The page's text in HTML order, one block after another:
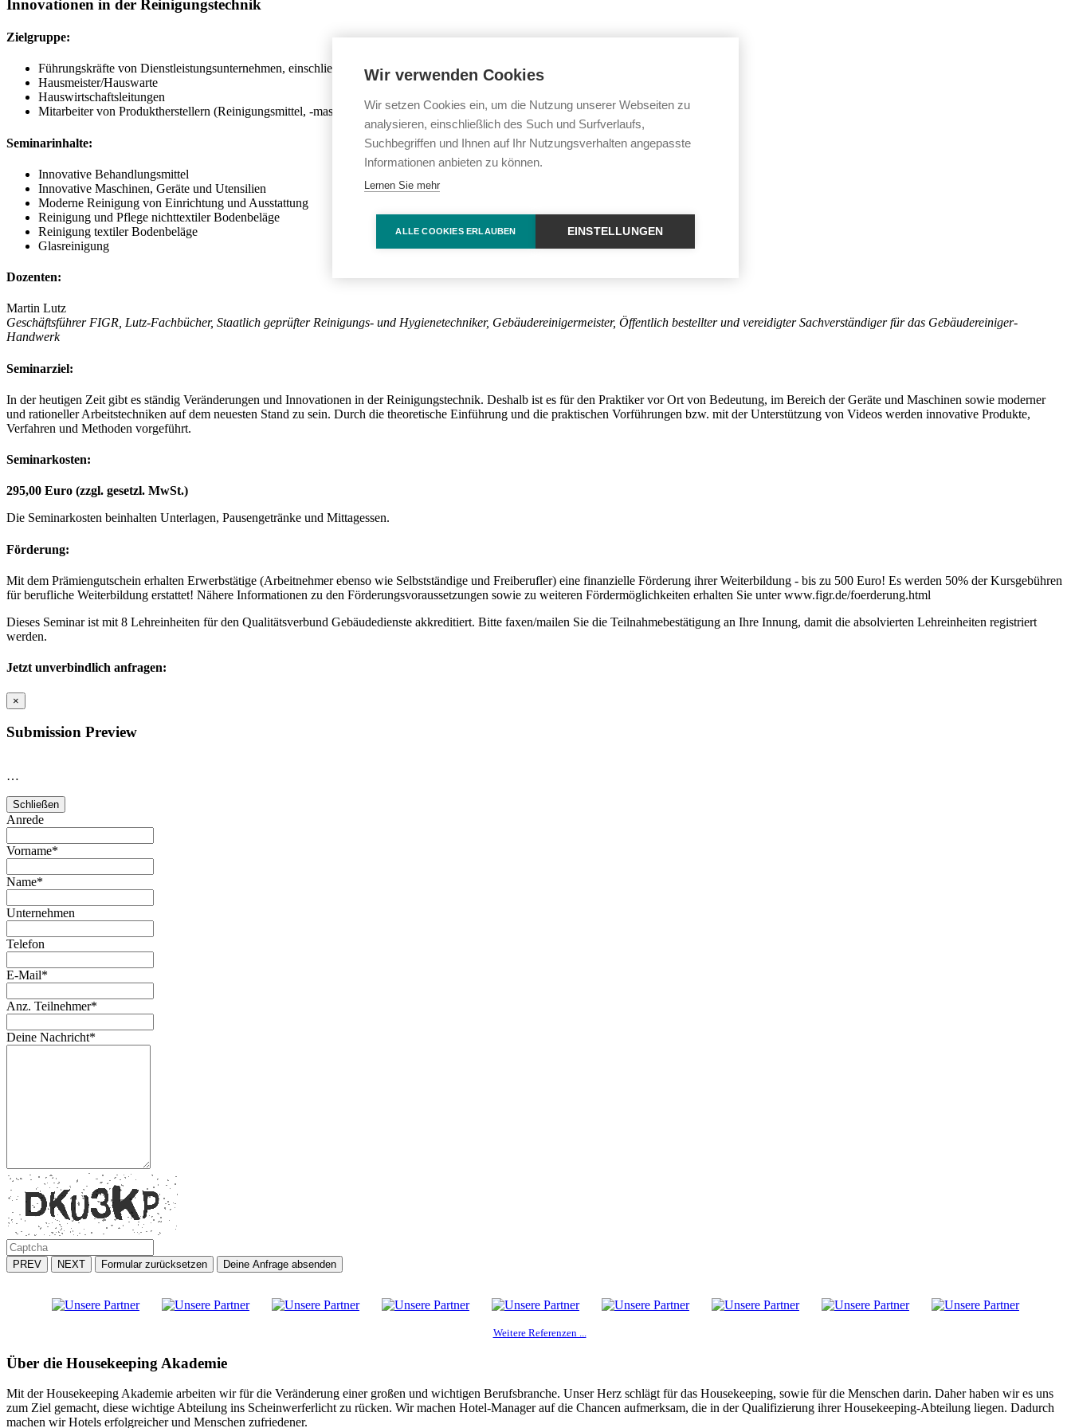
Innovationen in der Reinigungstechnik
Zielgruppe:
Führungskräfte von Dienstleistungsunternehmen, einschließlich Objektleitungen und Neueinsteiger in Reinigungsunternehmen
Hausmeister/Hauswarte
Hauswirtschaftsleitungen
Mitarbeiter von Produktherstellern (Reinigungsmittel, -maschinen, -geräte etc.) sowie Händler
Seminarinhalte:
Innovative Behandlungsmittel
Innovative Maschinen, Geräte und Utensilien
Moderne Reinigung von Einrichtung und Ausstattung
Reinigung und Pflege nichttextiler Bodenbeläge
Reinigung textiler Bodenbeläge
Glasreinigung
Dozenten:
Martin Lutz
Geschäftsführer FIGR, Lutz-Fachbücher, Staatlich geprüfter Reinigungs- und Hygienetechniker, Gebäudereinigermeister, Öffentlich bestellter und vereidigter Sachverständiger für das Gebäudereiniger-
Handwerk
Seminarziel:
In der heutigen Zeit gibt es ständig Veränderungen und Innovationen in der Reinigungstechnik. Deshalb ist es für den Praktiker vor Ort von Bedeutung, im Bereich der Geräte und Maschinen sowie moderner
und rationeller Arbeitstechniken auf dem neuesten Stand zu sein. Durch die theoretische Einführung und die praktischen Vorführungen bzw. mit der Unterstützung von Videos werden innovative Produkte,
Verfahren und Methoden vorgeführt.
Seminarkosten:
295,00 Euro (zzgl. gesetzl. MwSt.)
Die Seminarkosten beinhalten Unterlagen, Pausengetränke und Mittagessen.
Förderung:
Mit dem Prämiengutschein erhalten Erwerbstätige (Arbeitnehmer ebenso wie Selbstständige und Freiberufler) eine finanzielle Förderung ihrer Weiterbildung - bis zu 500 Euro! Es werden 50% der Kursgebühren
für berufliche Weiterbildung erstattet! Nähere Informationen zu den Förderungsvoraussetzungen sowie zu weiteren Fördermöglichkeiten erhalten Sie unter www.figr.de/foerderung.html
Dieses Seminar ist mit 8 Lehreinheiten für den Qualitätsverbund Gebäudedienste akkreditiert. Bitte faxen/mailen Sie die Teilnahmebestätigung an Ihre Innung, damit die absolvierten Lehreinheiten registriert
werden.
Jetzt unverbindlich anfragen:
×
Submission Preview
…
Schließen
Anrede
Vorname*
Name*
Unternehmen
Telefon
E-Mail*
Anz. Teilnehmer*
Deine Nachricht*
PREV NEXT Formular zurücksetzen Deine Anfrage absenden
Weitere Referenzen ...
Über die Housekeeping Akademie
Mit der Housekeeping Akademie arbeiten wir für die Veränderung einer großen und wichtigen Berufsbranche. Unser Herz schlägt für das Housekeeping, sowie für die Menschen darin. Daher haben wir es uns
zum Ziel gemacht, diese wichtige Abteilung ins Scheinwerferlicht zu rücken. Wir machen Hotel-Manager auf die Chancen aufmerksam, die in der Qualifizierung ihrer Housekeeping-Abteilung liegen. Dadurch
machen wir Hotels erfolgreicher und Menschen zufriedener.
Wir verwenden Cookies
Wir setzen Cookies ein, um die Nutzung unserer Webseiten zu
analysieren, einschließlich des Such und Surfverlaufs,
Suchbegriffen und Ihnen auf Ihr Nutzungsverhalten angepasste
Informationen anbieten zu können.
Lernen Sie mehr
ALLE COOKIES ERLAUBEN EINSTELLUNGEN